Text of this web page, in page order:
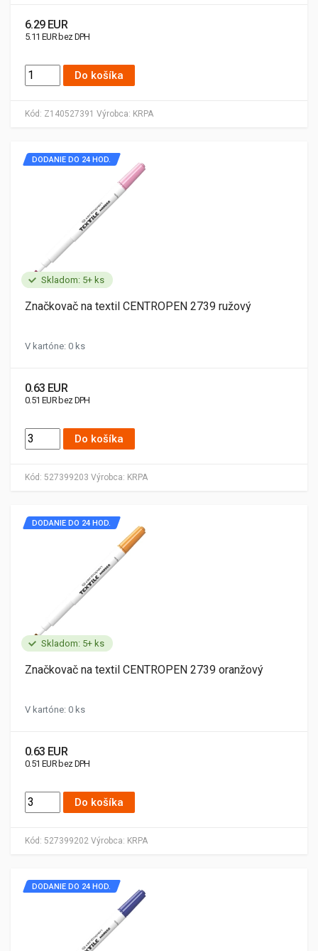
Kód: Z140527391 Výrobca: KRPA
6.29 EUR
5.11 EUR bez DPH
Do košíka
Skladom: 5+ ks
Kód: 527399203 Výrobca: KRPA
DODANIE DO 24 HOD.
Značkovač na textil CENTROPEN 2739 ružový
V kartóne: 0 ks
0.63 EUR
0.51 EUR bez DPH
Do košíka
Skladom: 5+ ks
Kód: 527399202 Výrobca: KRPA
DODANIE DO 24 HOD.
Značkovač na textil CENTROPEN 2739 oranžový
V kartóne: 0 ks
0.63 EUR
0.51 EUR bez DPH
Do košíka
DODANIE DO 24 HOD.